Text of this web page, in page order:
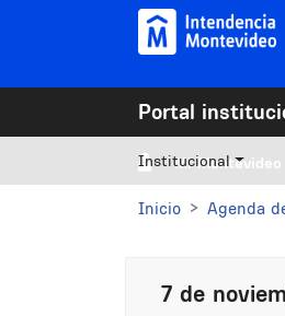
Pasar al contenido principal
Portal
Mi Montevideo
Institucional
Inicio Agenda
7 de